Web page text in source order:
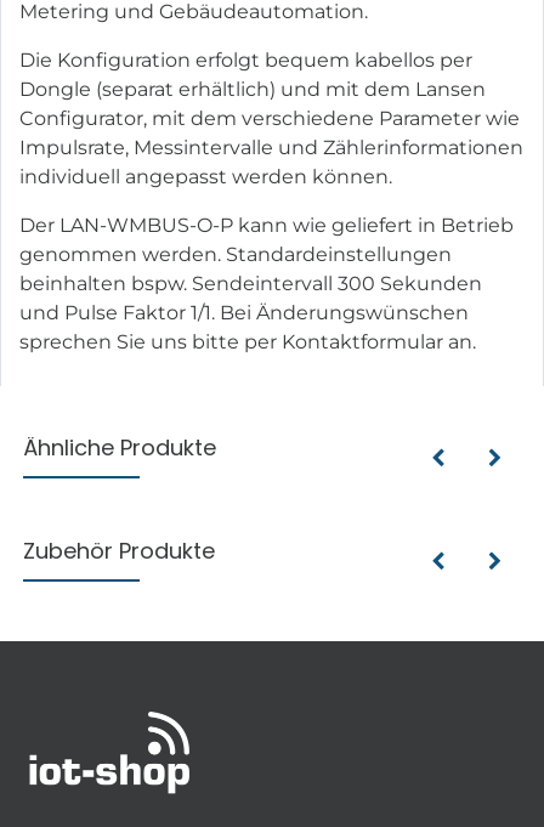
Metering und Gebäudeautomation.
Die Konfiguration erfolgt bequem kabellos per
Dongle (separat erhältlich) und mit dem Lansen
Configurator, mit dem verschiedene Parameter wie
Impulsrate, Messintervalle und Zählerinformationen
individuell angepasst werden können.
Der LAN-WMBUS-O-P kann wie geliefert in Betrieb
genommen werden. Standardeinstellungen
beinhalten bspw. Sendeintervall 300 Sekunden
und Pulse Faktor 1/1. Bei Änderungswünschen
sprechen Sie uns bitte per Kontaktformular an.
Ähnliche Produkte
Zubehör Produkte